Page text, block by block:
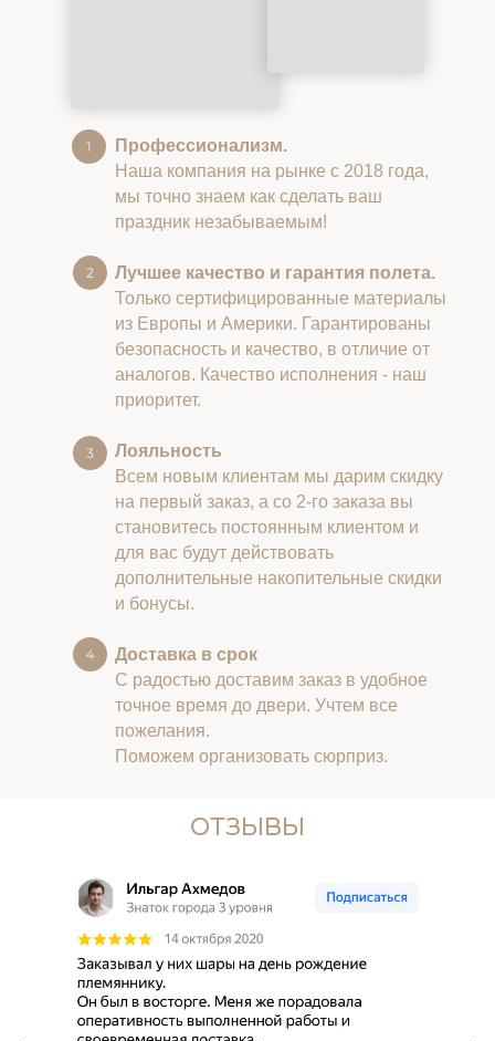
Профессионализм.
Наша компания на рынке с 2018 года,
мы точно знаем как сделать ваш
праздник незабываемым!
Лучшее качество и гарантия полета.
Только сертифицированные материалы
из Европы и Америки. Гарантированы
безопасность и качество, в отличие от
аналогов. Качество исполнения - наш
приоритет.
Лояльность
Всем новым клиентам мы дарим скидку
на первый заказ, а со 2-го заказа вы
становитесь постоянным клиентом и
для вас будут действовать
дополнительные накопительные скидки
и бонусы.
Доставка в срок
С радостью доставим заказ в удобное
точное время до двери. Учтем все
пожелания.
Поможем организовать сюрприз.
ОТЗЫВЫ